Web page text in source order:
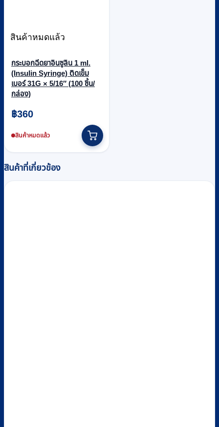
สินค้าหมดแล้ว
กระบอกฉีดยาอินซูลิน 1 ml.
(Insulin Syringe) ติดเข็ม
เบอร์ 31G × 5/16″ (100 ชิ้น/
กล่อง)
฿360
สินค้าหมดแล้ว
สินค้าที่เกี่ยวข้อง